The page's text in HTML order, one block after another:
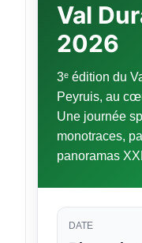
Val
2026
3ᵉ édition du
Peyruis, au
Une journée
monotraces,
panoramas
DATE